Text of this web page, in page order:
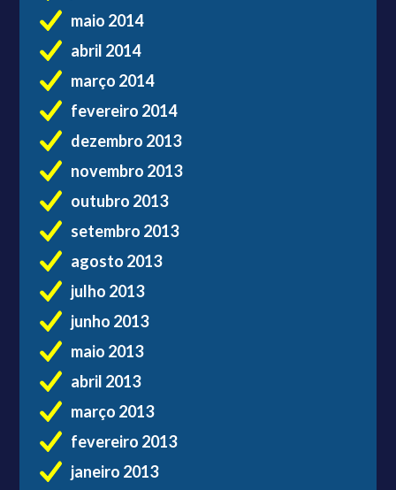
maio 2014
abril 2014
março 2014
fevereiro 2014
dezembro 2013
novembro 2013
outubro 2013
setembro 2013
agosto 2013
julho 2013
junho 2013
maio 2013
abril 2013
março 2013
fevereiro 2013
janeiro 2013